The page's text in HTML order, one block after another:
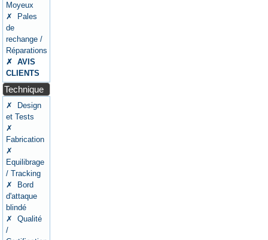
Moyeux
✗ Pales
de
rechange /
Réparations
✗ AVIS
CLIENTS
Technique
✗ Design
et Tests
✗
Fabrication
✗
Equilibrage
/ Tracking
✗ Bord
d'attaque
blindé
✗ Qualité
/